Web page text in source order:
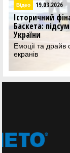
Відео 19.03.2026
Історичний
Баскета:
України
Емоції та драйв
екранів